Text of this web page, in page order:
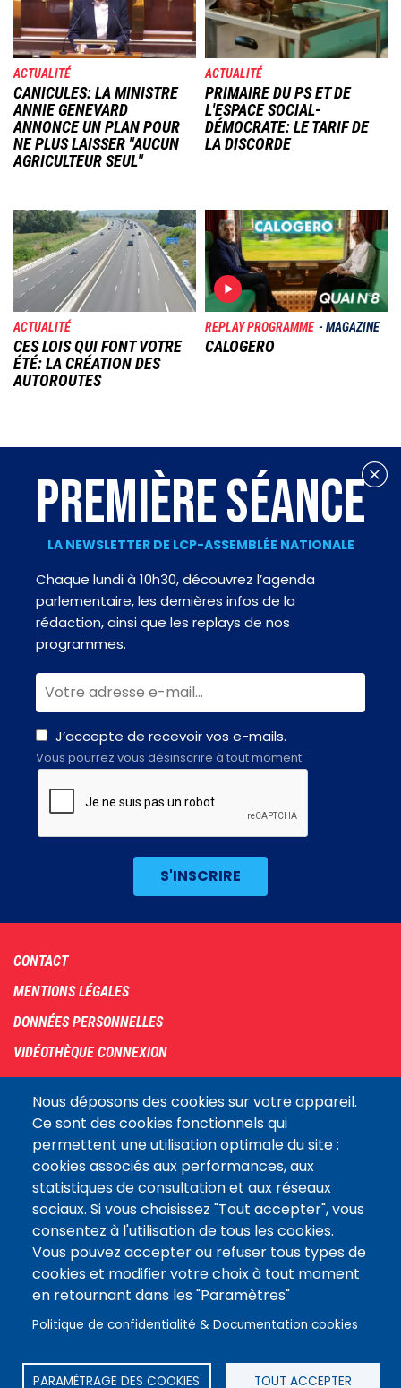
ACTUALITÉ
CANICULES: LA MINISTRE
ANNIE GENEVARD
ANNONCE UN PLAN POUR
NE PLUS LAISSER "AUCUN
AGRICULTEUR SEUL"
ACTUALITÉ
PRIMAIRE DU PS ET DE
L'ESPACE SOCIAL-
DÉMOCRATE: LE TARIF DE
LA DISCORDE
Image
ACTUALITÉ
CES LOIS QUI FONT VOTRE
ÉTÉ: LA CRÉATION DES
AUTOROUTES
Image
REPLAY PROGRAMME MAGAZINE
CALOGERO
Nous déposons des cookies sur votre appareil.
Ce sont des cookies fonctionnels qui
permettent une utilisation optimale du site :
cookies associés aux performances, aux
statistiques de consultation et aux réseaux
sociaux. Si vous choisissez "Tout accepter", vous
consentez à l'utilisation de tous les cookies.
Vous pouvez accepter ou refuser tous types de
cookies et modifier votre choix à tout moment
en retournant dans les "Paramètres"
Politique de confidentialité & Documentation cookies
PARAMÉTRAGE DES COOKIES TOUT ACCEPTER
PREMIÈRE SÉANCE
LA NEWSLETTER DE LCP-ASSEMBLÉE NATIONALE
Chaque lundi à 10h30, découvrez l’agenda
parlementaire, les dernières infos de la
rédaction, ainsi que les replays de nos
programmes.
J’accepte de recevoir vos e-mails.
Vous pourrez vous désinscrire à tout moment
Footer
menu
CONTACT
MENTIONS LÉGALES
DONNÉES PERSONNELLES
VIDÉOTHÈQUE CONNEXION
COOKIES
Assemblée
nationaleLE SITE DE L’ASSEMBLÉE NATIONALE
Suivez-nous